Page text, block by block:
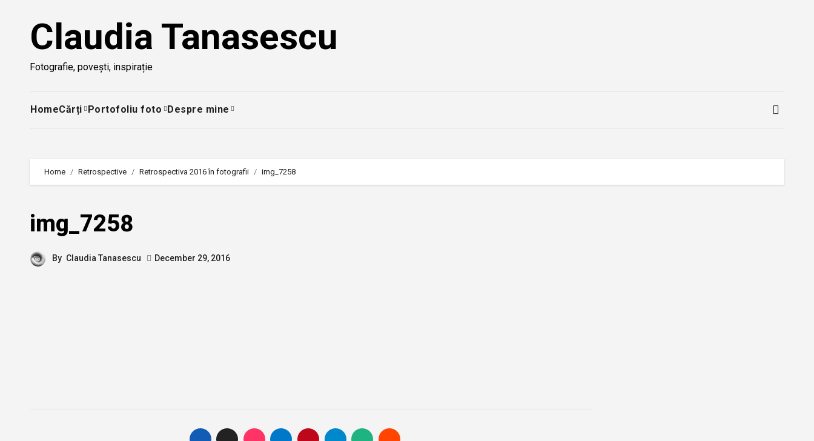
Claudia Tanasescu
Fotografie, povești, inspirație
HomeCărți Portofoliu foto Despre mine
Home Retrospective Retrospectiva 2016 în fotografii img_7258
img_7258
By Claudia Tanasescu December 29, 2016